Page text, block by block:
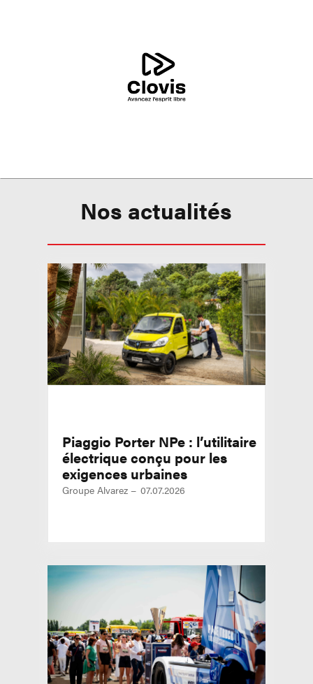
Nos actualités
Piaggio Porter NPe : l’utilitaire
électrique conçu pour les
exigences urbaines
Groupe Alvarez 07.07.2026